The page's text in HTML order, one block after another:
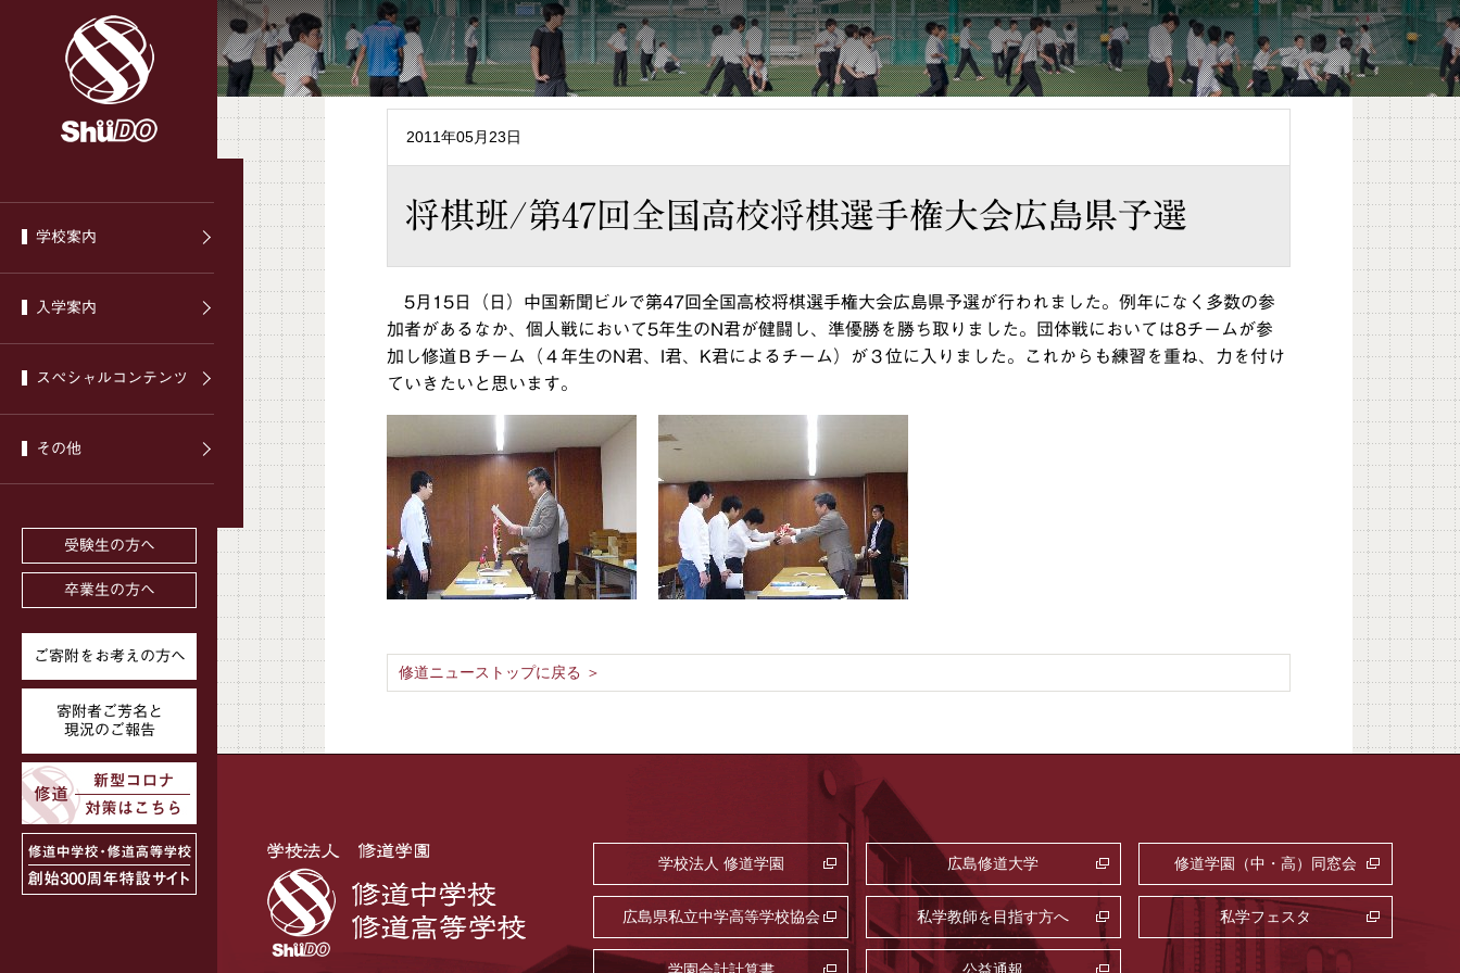
学校案内
入学案内
スぺシャルコンテンツ
その他
受験生の方へ
卒業生の方へ
ご寄附をお考えの方へ
寄附者ご芳名と
現況のご報告
2011年05月23日
将棋班/第47回全国高校将棋選手権大会広島県予選
5月15日（日）中国新聞ビルで第47回全国高校将棋選手権大会広島県予選が行われました。例年になく多数の参
加者があるなか、個人戦において5年生のN君が健闘し、準優勝を勝ち取りました。団体戦においては8チームが参
加し修道Ｂチーム（４年生のN君、I君、K君によるチーム）が３位に入りました。これからも練習を重ね、力を付け
ていきたいと思います。
修道ニューストップに戻る ＞
学校法人 修道学園 広島修道大学 修道学園（中・高）同窓会
広島県私立中学高等学校協会 私学教師を目指す方へ 私学フェスタ